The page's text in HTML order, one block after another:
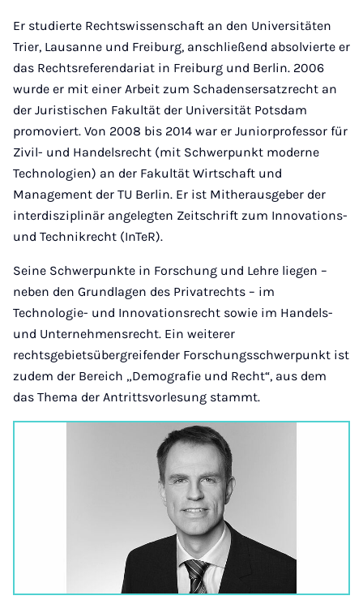
Er studierte Rechtswissenschaft an den Universitäten
Trier, Lausanne und Freiburg, anschließend absolvierte er
das Rechtsreferendariat in Freiburg und Berlin. 2006
wurde er mit einer Arbeit zum Schadensersatzrecht an
der Juristischen Fakultät der Universität Potsdam
promoviert. Von 2008 bis 2014 war er Juniorprofessor für
Zivil- und Handelsrecht (mit Schwerpunkt moderne
Technologien) an der Fakultät Wirtschaft und
Management der TU Berlin. Er ist Mitherausgeber der
interdisziplinär angelegten Zeitschrift zum Innovations-
und Technikrecht (InTeR).
Seine Schwerpunkte in Forschung und Lehre liegen –
neben den Grundlagen des Privatrechts – im
Technologie- und Innovationsrecht sowie im Handels-
und Unternehmensrecht. Ein weiterer
rechtsgebietsübergreifender Forschungsschwerpunkt ist
zudem der Bereich „Demografie und Recht“, aus dem
das Thema der Antrittsvorlesung stammt.